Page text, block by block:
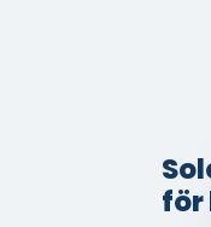
för